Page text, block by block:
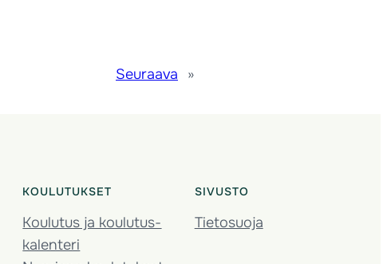
Seuraava »
KOULUTUKSET
Koulutus ja koulutus­
kalenteri
SIVUSTO
Tietosuoja